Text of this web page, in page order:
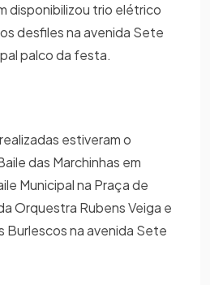
disponibilizou trio elétrico
desfiles na avenida Sete
palco da festa.
estiveram o
das Marchinhas em
Municipal na Praça de
Orquestra Rubens Veiga e
Burlescos na avenida Sete